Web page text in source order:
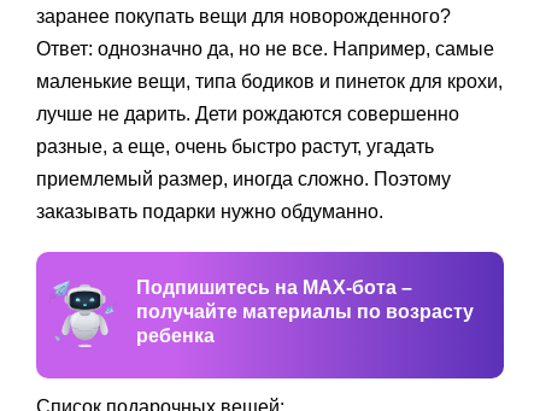
заранее покупать вещи для новорожденного?
Ответ: однозначно да, но не все. Например, самые
маленькие вещи, типа бодиков и пинеток для крохи,
лучше не дарить. Дети рождаются совершенно
разные, а еще, очень быстро растут, угадать
приемлемый размер, иногда сложно. Поэтому
заказывать подарки нужно обдуманно.
Подпишитесь на MAX-бота –
получайте материалы по возрасту
ребенка
Список подарочных вещей: